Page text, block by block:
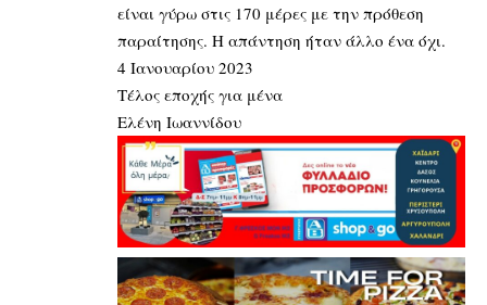
είναι γύρω στις 170 μέρες με την πρόθεση
παραίτησης. Η απάντηση ήταν άλλο ένα όχι.
4 Ιανουαρίου 2023
Τέλος εποχής για μένα
Ελένη Ιωαννίδου